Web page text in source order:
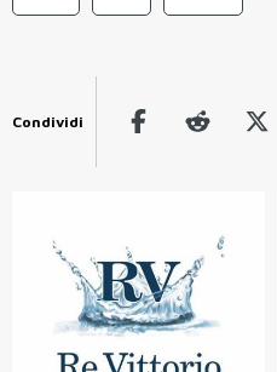
Condividi